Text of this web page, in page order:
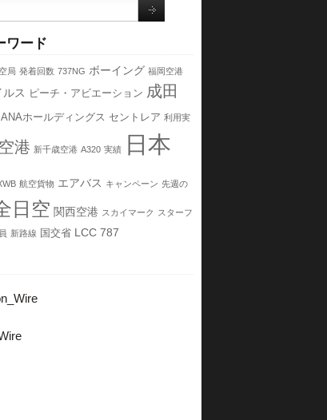
ワード
局 発着回数 737NG ボーイング 福岡空港
ス ピーチ・アビエーション 成田
ANAホールディングス セントレア 利用実
港 新千歳空港 A320 実績
日本
航空貨物 エアバス キャンペーン 先週の
日空 関西空港 スカイマーク スターフ
新路線 国交省 LCC 787